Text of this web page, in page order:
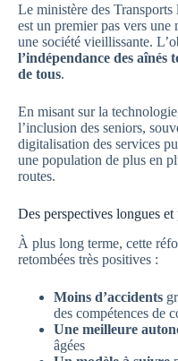
Le ministère des
est un premier pas vers une
une société vieillissante.
l’indépendance des aînés
de tous.
En misant sur la
l’inclusion des seniors,
digitalisation des services
une population de plus en
routes.
Des perspectives longues et
À plus long terme, cette
retombées très positives :
Moins d’accidents
des compétences de
Une meilleure
âgées